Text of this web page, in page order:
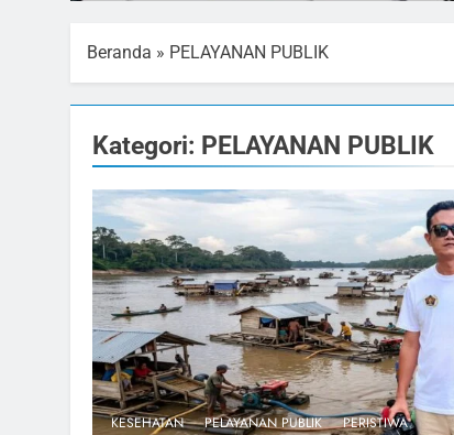
Beranda » PELAYANAN PUBLIK
Kategori: PELAYANAN PUBLIK
KESEHATAN PELAYANAN PUBLIK PERISTIWA